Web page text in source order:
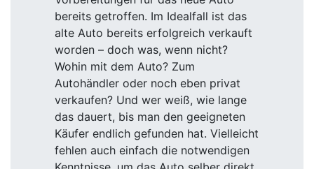
bereits getroffen. Im Idealfall ist das
alte Auto bereits erfolgreich verkauft
worden – doch was, wenn nicht?
Wohin mit dem Auto? Zum
Autohändler oder noch eben privat
verkaufen? Und wer weiß, wie lange
das dauert, bis man den geeigneten
Käufer endlich gefunden hat. Vielleicht
fehlen auch einfach die notwendigen